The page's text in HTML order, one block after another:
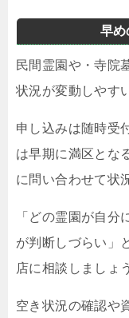
早め
民間霊園や・寺院
状況が変動しやす
申し込みは随時受
は早期に満区とな
に問い合わせて状
「どの霊園が自分
が判断しづらい」
店に相談しましょ
空き状況の確認や